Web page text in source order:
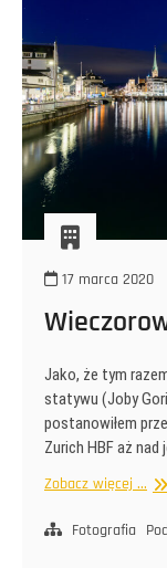
17 marca 2020
Jako, że tym
statywu (Joby
postanowiłem
Zurich HBF aż nad
Zobacz więcej ...
Fotografia